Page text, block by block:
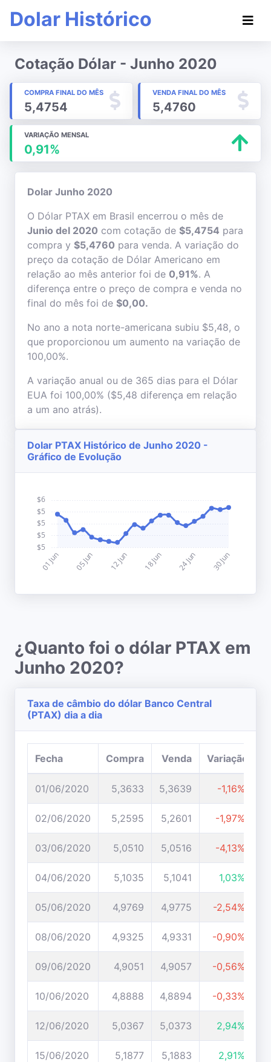
Dolar Histórico
Cotação Dólar - Junho 2020
COMPRA FINAL DO MÊS
5,4754
VENDA FINAL DO MÊS
5,4760
VARIAÇÃO MENSAL
0,91%
Dolar Junho 2020
O Dólar PTAX em Brasil encerrou o mês de
Junio del 2020 com cotação de $5,4754 para
compra y $5,4760 para venda. A variação do
preço da cotação de Dólar Americano em
relação ao mês anterior foi de 0,91%. A
diferença entre o preço de compra e venda no
final do mês foi de $0,00.
No ano a nota norte-americana subiu $5,48, o
que proporcionou um aumento na variação de
100,00%.
A variação anual ou de 365 dias para el Dólar
EUA foi 100,00% ($5,48 diferença em relação
a um ano atrás).
Dolar PTAX Histórico de Junho 2020 -
Gráfico de Evolução
¿Quanto foi o dólar PTAX em
Junho 2020?
Taxa de câmbio do dólar Banco Central
(PTAX) dia a dia
Fecha Compra Venda Variação
01/06/2020 5,3633 5,3639 -1,16%
02/06/2020 5,2595 5,2601 -1,97%
03/06/2020 5,0510 5,0516 -4,13%
04/06/2020 5,1035 5,1041 1,03%
05/06/2020 4,9769 4,9775 -2,54%
08/06/2020 4,9325 4,9331 -0,90%
09/06/2020 4,9051 4,9057 -0,56%
10/06/2020 4,8888 4,8894 -0,33%
12/06/2020 5,0367 5,0373 2,94%
15/06/2020 5,1877 5,1883 2,91%